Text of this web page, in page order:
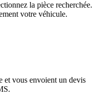
la pièce recherchée.
votre véhicule.
et vous envoient un devis